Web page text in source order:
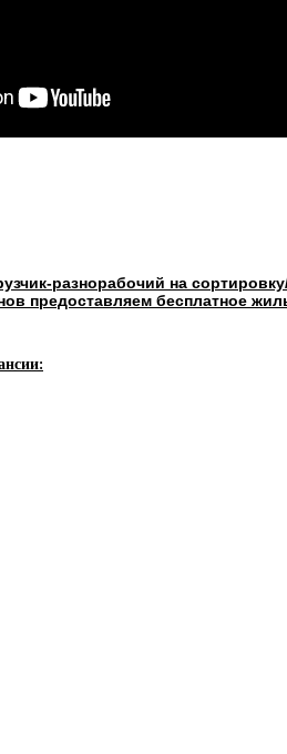
разнорабочий на
предоставляем бесплатное